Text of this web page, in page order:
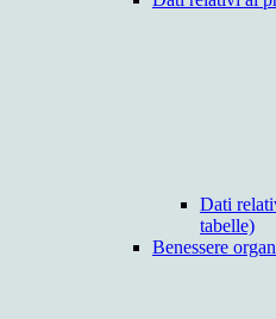
Dati
tabelle)
Benessere